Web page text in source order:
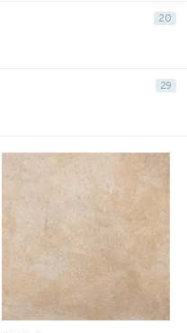
20
29